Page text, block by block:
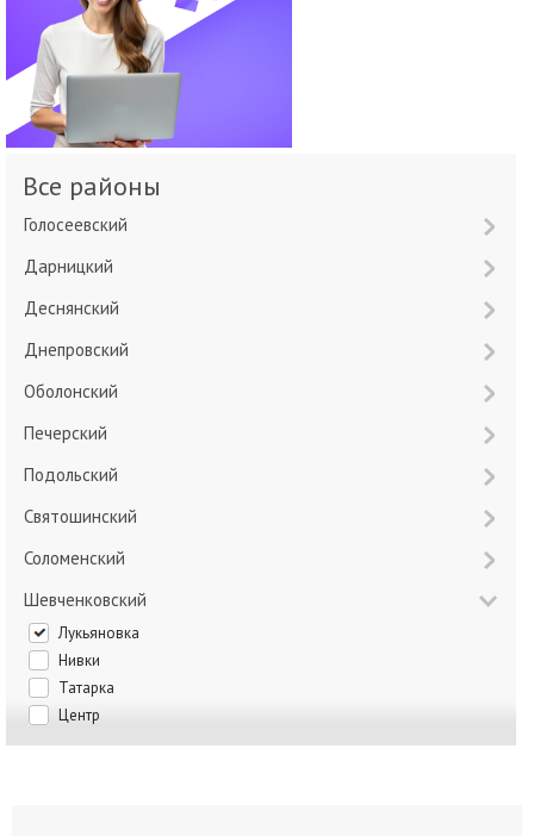
Все районы
Голосеевский
Дарницкий
Деснянский
Днепровский
Оболонский
Печерский
Подольский
Святошинский
Соломенский
Шевченковский
Лукьяновка
Нивки
Татарка
Центр